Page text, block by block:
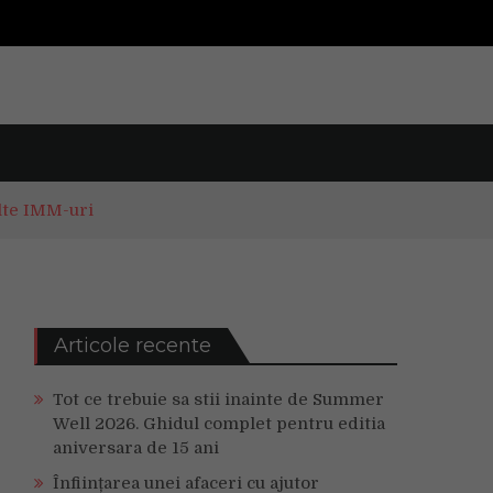
IMM-uri
Articole recente
Tot ce trebuie sa stii inainte de Summer
Well 2026. Ghidul complet pentru editia
aniversara de 15 ani
Înființarea unei afaceri cu ajutor